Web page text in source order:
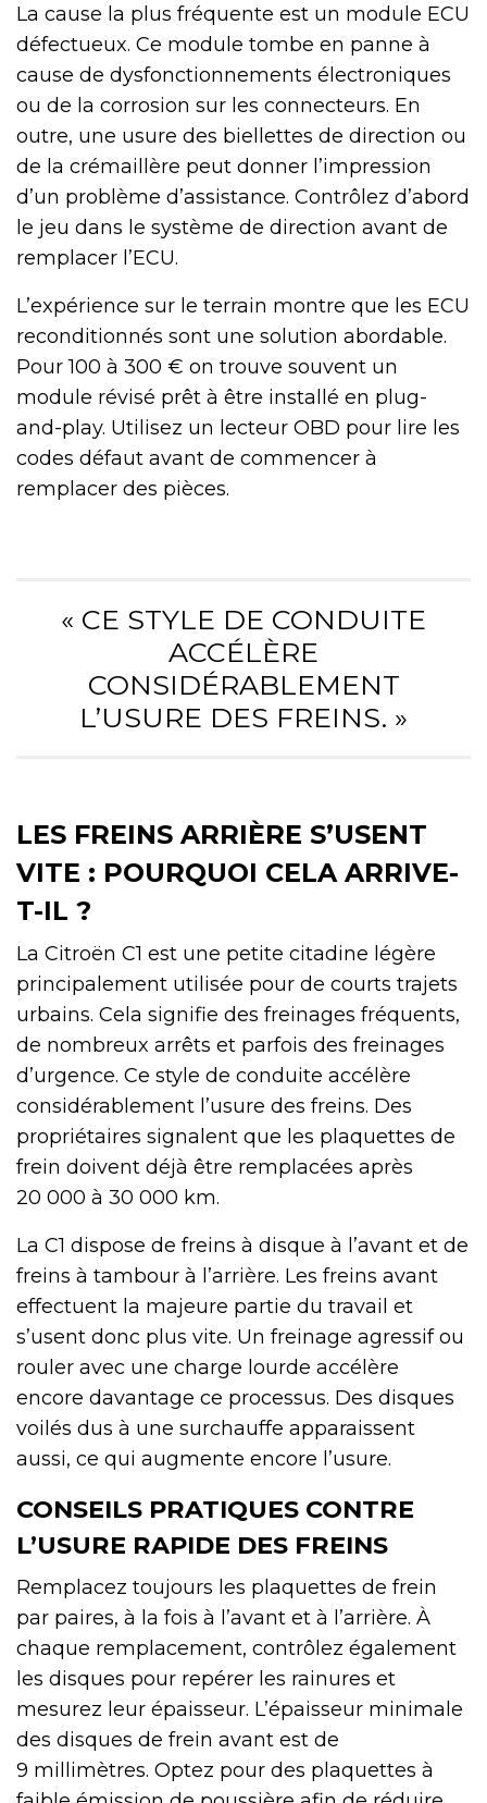
La cause la plus fréquente est un module ECU
défectueux. Ce module tombe en panne à
cause de dysfonctionnements électroniques
ou de la corrosion sur les connecteurs. En
outre, une usure des biellettes de direction ou
de la crémaillère peut donner l’impression
d’un problème d’assistance. Contrôlez d’abord
le jeu dans le système de direction avant de
remplacer l’ECU.
L’expérience sur le terrain montre que les ECU
reconditionnés sont une solution abordable.
Pour 100 à 300 € on trouve souvent un
module révisé prêt à être installé en plug-
and-play. Utilisez un lecteur OBD pour lire les
codes défaut avant de commencer à
remplacer des pièces.
« CE STYLE DE CONDUITE
ACCÉLÈRE
CONSIDÉRABLEMENT
L’USURE DES FREINS. »
LES FREINS ARRIÈRE S’USENT
VITE : POURQUOI CELA ARRIVE-
T-IL ?
La Citroën C1 est une petite citadine légère
principalement utilisée pour de courts trajets
urbains. Cela signifie des freinages fréquents,
de nombreux arrêts et parfois des freinages
d’urgence. Ce style de conduite accélère
considérablement l’usure des freins. Des
propriétaires signalent que les plaquettes de
frein doivent déjà être remplacées après
20 000 à 30 000 km.
La C1 dispose de freins à disque à l’avant et de
freins à tambour à l’arrière. Les freins avant
effectuent la majeure partie du travail et
s’usent donc plus vite. Un freinage agressif ou
rouler avec une charge lourde accélère
encore davantage ce processus. Des disques
voilés dus à une surchauffe apparaissent
aussi, ce qui augmente encore l’usure.
CONSEILS PRATIQUES CONTRE
L’USURE RAPIDE DES FREINS
Remplacez toujours les plaquettes de frein
par paires, à la fois à l’avant et à l’arrière. À
chaque remplacement, contrôlez également
les disques pour repérer les rainures et
mesurez leur épaisseur. L’épaisseur minimale
des disques de frein avant est de
9 millimètres. Optez pour des plaquettes à